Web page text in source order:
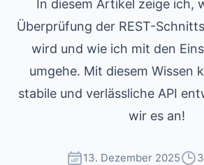
In diesem Artikel zeige ich,
Überprüfung der REST-
wird und wie ich mit den
umgehe. Mit diesem Wissen
stabile und verlässliche API
wir es an!
13. Dezember 2025